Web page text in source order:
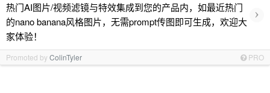
热门AI图片/视频滤镜与特效集成到您的产品内，如最近热门
的nano banana风格图片，无需prompt传图即可生成，欢迎大
家体验！
›
Promoted byColinTyler PRO